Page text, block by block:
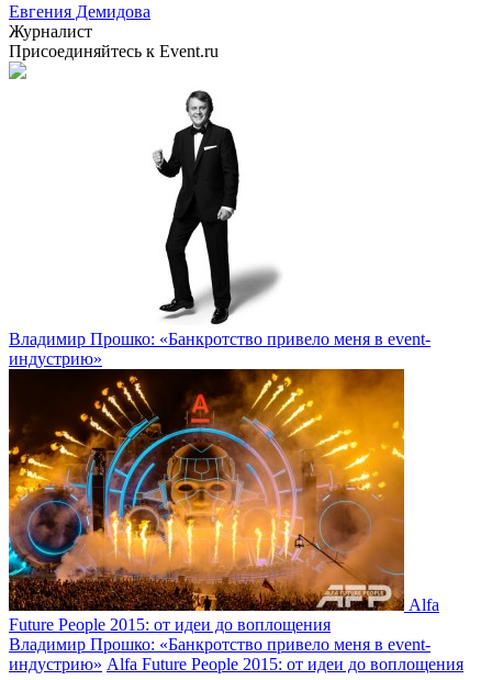
Евгения Демидова
Журналист
Присоединяйтесь к Event.ru
Владимир Прошко: «Банкротство привело меня в event-
индустрию»
Alfa
Future People 2015: от идеи до воплощения
Владимир Прошко: «Банкротство привело меня в event-
индустрию» Alfa Future People 2015: от идеи до воплощения